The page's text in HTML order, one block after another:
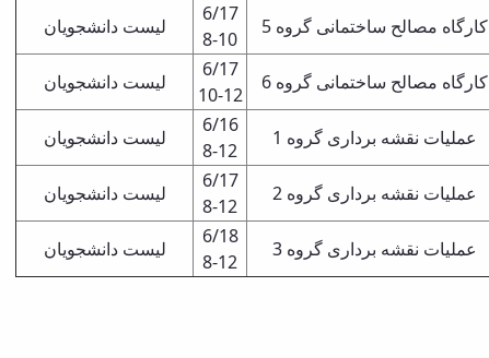
لیست دانشجویان
6/17
8-10
کارگاه مصالح ساختمانی گروه 5
لیست دانشجویان
6/17
10-12
کارگاه مصالح ساختمانی گروه 6
لیست دانشجویان
6/16
8-12
عملیات نقشه برداری گروه 1
لیست دانشجویان
6/17
8-12
عملیات نقشه برداری گروه 2
لیست دانشجویان
6/18
8-12
عملیات نقشه برداری گروه 3